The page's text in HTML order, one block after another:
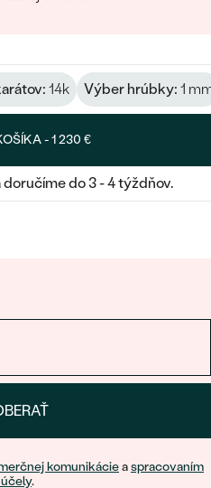
14k Výber hrúbky: 1
-1 230 €
do 3 - 4 týždňov.
komunikácieaspracovaním
.